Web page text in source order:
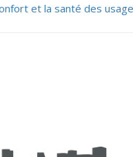
et la santé des